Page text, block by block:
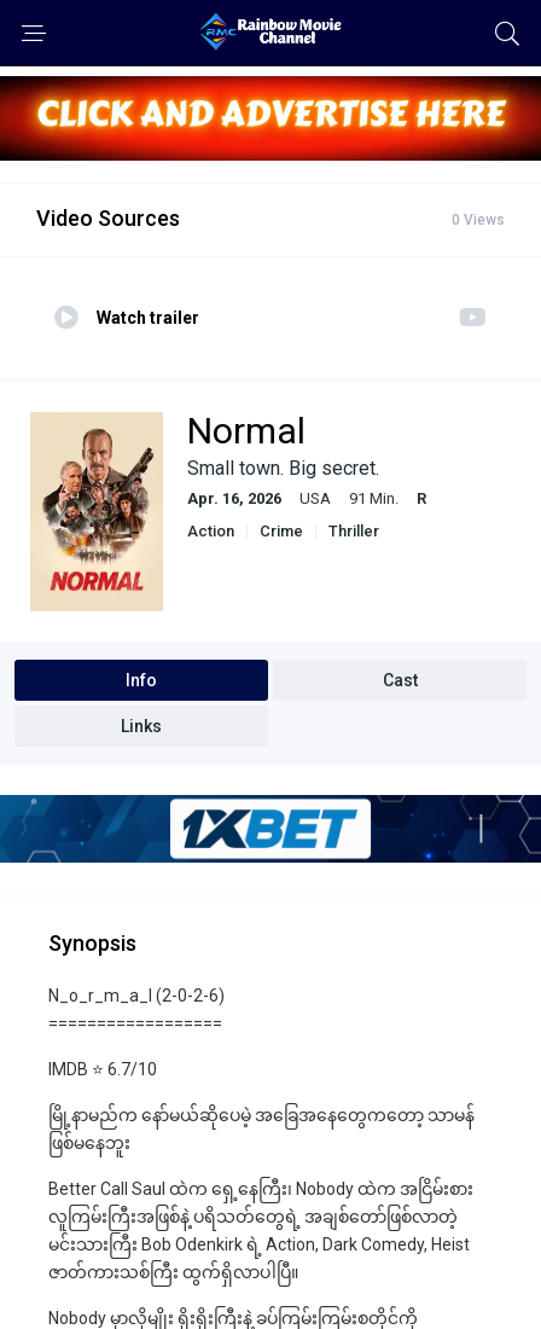
Video Sources 0 Views
Watch trailer
Normal
Small town. Big secret.
Apr. 16, 2026 USA 91 Min.
R
Action
Crime Thriller
Info Cast
Links
Synopsis
N_o_r_m_a_l (2-0-2-6)
==================
IMDB ⭐️ 6.7/10
မြို့နာမည်က နော်မယ်ဆိုပေမဲ့ အခြေအနေတွေကတော့ သာမန်
ဖြစ်မနေဘူး
Better Call Saul ထဲက ရှေ့နေကြီး၊ Nobody ထဲက အငြိမ်းစား
လူကြမ်းကြီးအဖြစ်နဲ့ ပရိသတ်တွေရဲ့ အချစ်တော်ဖြစ်လာတဲ့
မင်းသားကြီး Bob Odenkirk ရဲ့ Action, Dark Comedy, Heist
ဇာတ်ကားသစ်ကြီး ထွက်ရှိလာပါပြီ။
Nobody မှာလိုမျိုး ရိုးရိုးကြီးနဲ့ ခပ်ကြမ်းကြမ်းစတိုင်ကို